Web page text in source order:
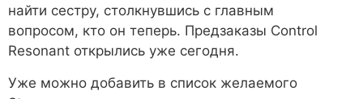
найти сестру, столкнувшись с главным
вопросом, кто он теперь. Предзаказы Control
Resonant открылись уже сегодня.
Уже можно добавить в список желаемого